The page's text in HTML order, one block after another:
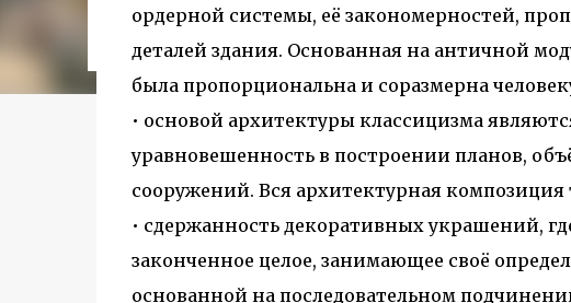
городском конкурсе 2021 года и получением
современный средиземноморский манифест.
прошлом участка с принц...
ордерной системы, её закономерностей,
деталей здания. Основанная на античной
была пропорциональна и соразмерна
• основой архитектуры классицизма
уравновешенность в построении планов,
сооружений. Вся архитектурная композиция
• сдержанность декоративных украшений,
законченное целое, занимающее своё
основанной на последовательном